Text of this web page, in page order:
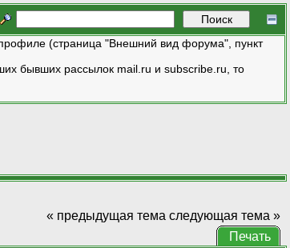
(страница "Внешний вид форума", пункт
бывших рассылок mail.ru и subscribe.ru, то
« предыдущая тема следующая тема »
Печать